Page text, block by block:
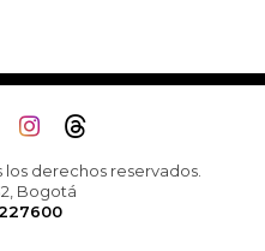
los derechos reservados.
Bogotá